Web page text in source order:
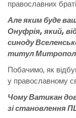
православних
Але яким буде
Онуфрія, який,
синоду
титул
Побачимо, як
у православному
Чому Ватикан
зі становлення